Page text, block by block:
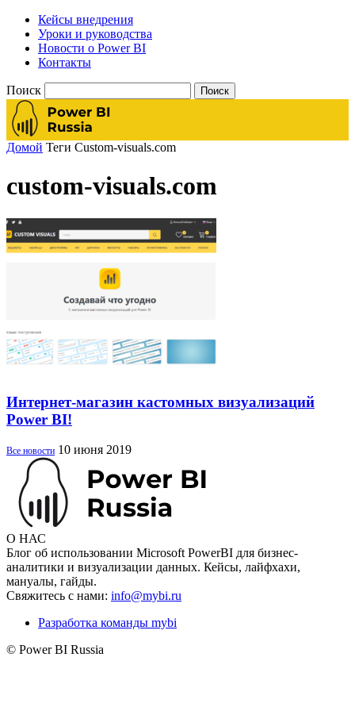
Кейсы внедрения
Уроки и руководства
Новости о Power BI
Контакты
Поиск
Домой Теги Custom-visuals.com
custom-visuals.com
Интернет-магазин кастомных визуализаций
Power BI!
Все новости 10 июня 2019
О НАС
Блог об использовании Microsoft PowerBI для бизнес-
аналитики и визуализации данных. Кейсы, лайфхахи,
мануалы, гайды.
Свяжитесь с нами: info@mybi.ru
Разработка команды mybi
© Power BI Russia